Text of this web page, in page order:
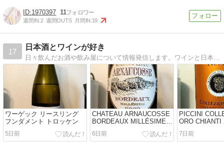
1970397 11
週間IN:2 週間OUT:5 月間IN:19
17
日本酒とワインが好き
ワーゲック リースリング
フンダメント トロッケン
5日前
CHATEAU ARNAUCOSSE
BORDEAUX MILLÉSIME
2022
6日前
PICCINI
ORO CHIANTI
7日前